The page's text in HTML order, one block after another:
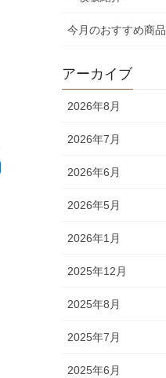
今月のおすすめ商品
アーカイブ
2026年8月
2026年7月
2026年6月
2026年5月
2026年1月
2025年12月
2025年8月
2025年7月
2025年6月